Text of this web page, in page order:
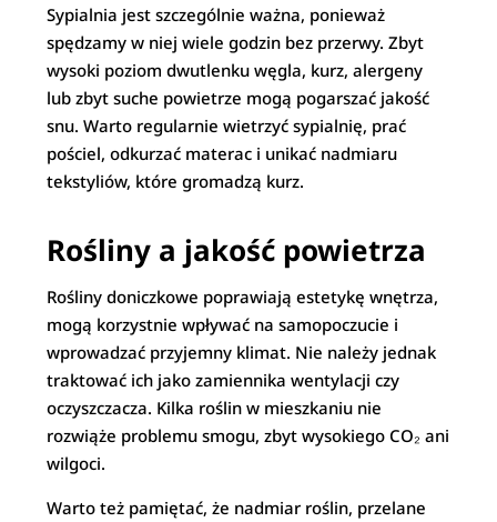
Sypialnia jest szczególnie ważna, ponieważ
spędzamy w niej wiele godzin bez przerwy. Zbyt
wysoki poziom dwutlenku węgla, kurz, alergeny
lub zbyt suche powietrze mogą pogarszać jakość
snu. Warto regularnie wietrzyć sypialnię, prać
pościel, odkurzać materac i unikać nadmiaru
tekstyliów, które gromadzą kurz.
Rośliny a jakość powietrza
Rośliny doniczkowe poprawiają estetykę wnętrza,
mogą korzystnie wpływać na samopoczucie i
wprowadzać przyjemny klimat. Nie należy jednak
traktować ich jako zamiennika wentylacji czy
oczyszczacza. Kilka roślin w mieszkaniu nie
rozwiąże problemu smogu, zbyt wysokiego CO₂ ani
wilgoci.
Warto też pamiętać, że nadmiar roślin, przelane